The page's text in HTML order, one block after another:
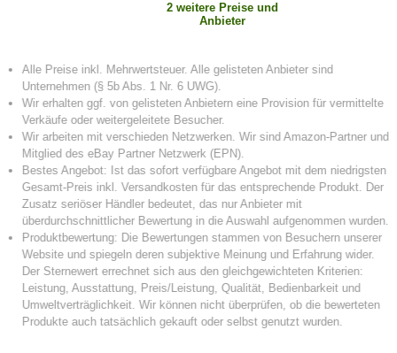
2 weitere Preise und
Anbieter